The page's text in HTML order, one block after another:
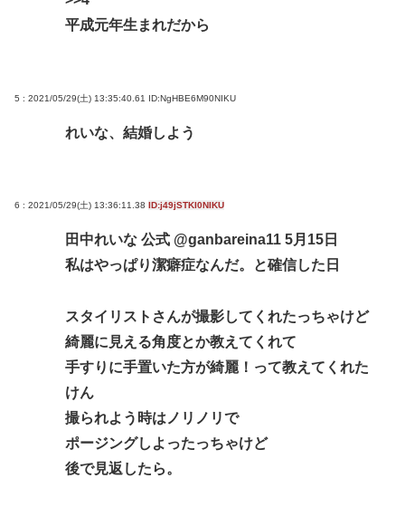
平成元年生まれだから
5 : 2021/05/29(土) 13:35:40.61 ID:NgHBE6M90NIKU
れいな、結婚しよう
6 : 2021/05/29(土) 13:36:11.38 ID:j49jSTKI0NIKU
田中れいな 公式 @ganbareina11 5月15日
私はやっぱり潔癖症なんだ。と確信した日
スタイリストさんが撮影してくれたっちゃけど
綺麗に見える角度とか教えてくれて
手すりに手置いた方が綺麗！って教えてくれた
けん
撮られよう時はノリノリで
ポージングしよったっちゃけど
後で見返したら。